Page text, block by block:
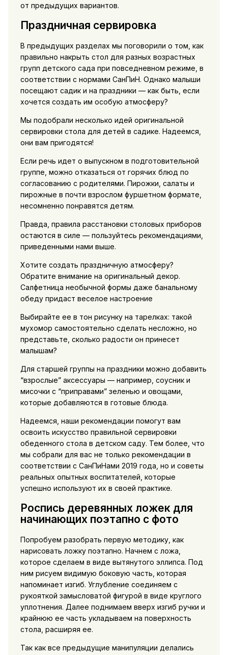
от предыдущих вариантов.
Праздничная сервировка
В предыдущих разделах мы поговорили о том, как
правильно накрыть стол для разных возрастных
групп детского сада при повседневном режиме, в
соответствии с нормами СанПиН. Однако малыши
посещают садик и на праздники — как быть, если
хочется создать им особую атмосферу?
Мы подобрали несколько идей оригинальной
сервировки стола для детей в садике. Надеемся,
они вам пригодятся!
Если речь идет о выпускном в подготовительной
группе, можно отказаться от горячих блюд по
согласованию с родителями. Пирожки, салаты и
пирожные в почти взрослом фуршетном формате,
несомненно понравятся детям.
Правда, правила расстановки столовых приборов
остаются в силе — пользуйтесь рекомендациями,
приведенными нами выше.
Хотите создать праздничную атмосферу?
Обратите внимание на оригинальный декор.
Салфетница необычной формы даже банальному
обеду придаст веселое настроение
Выбирайте ее в тон рисунку на тарелках: такой
мухомор самостоятельно сделать несложно, но
представьте, сколько радости он принесет
малышам?
Для старшей группы на праздники можно добавить
“взрослые” аксессуары — например, соусник и
мисочки с “приправами” зеленью и овощами,
которые добавляются в готовые блюда.
Надеемся, наши рекомендации помогут вам
освоить искусство правильной сервировки
обеденного стола в детском саду. Тем более, что
мы собрали для вас не только рекомендации в
соответствии с СанПиНами 2019 года, но и советы
реальных опытных воспитателей, которые
успешно используют их в своей практике.
Роспись деревянных ложек для
начинающих поэтапно с фото
Попробуем разобрать первую методику, как
нарисовать ложку поэтапно. Начнем с ложа,
которое сделаем в виде вытянутого эллипса. Под
ним рисуем видимую боковую часть, которая
напоминает изгиб. Углубление соединяем с
рукояткой замысловатой фигурой в виде круглого
уплотнения. Далее поднимаем вверх изгиб ручки и
крайнюю ее часть укладываем на поверхность
стола, расширяя ее.
Так как все предыдущие манипуляции делались